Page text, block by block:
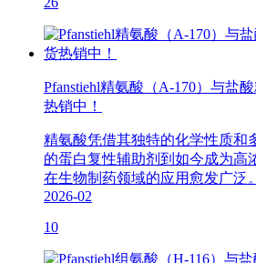
Pfanstiehl精氨酸（A-170）与盐
热销中！
精氨酸凭借其独特的化学性质和
的蛋白复性辅助剂到如今成为高
在生物制药领域的应用愈发广泛
2026-02
10